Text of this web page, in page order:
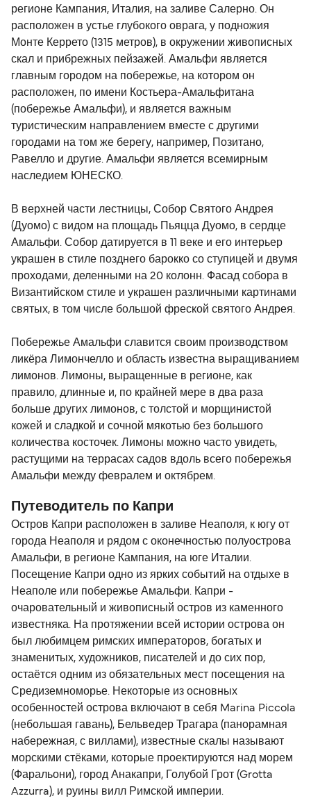
Positano Jet
регионе Кампания, Италия, на заливе Салерно. Он
расположен в устье глубокого оврага, у подножия
Монте Керрето (1315 метров), в окружении живописных
скал и прибрежных пейзажей. Амальфи является
главным городом на побережье, на котором он
расположен, по имени Костьера-Амальфитана
(побережье Амальфи), и является важным
туристическим направлением вместе с другими
городами на том же берегу, например, Позитано,
Равелло и другие. Амальфи является всемирным
наследием ЮНЕСКО.
В верхней части лестницы, Собор Святого Андрея
(Дуомо) с видом на площадь Пьяцца Дуомо, в сердце
Амальфи. Собор датируется в 11 веке и его интерьер
украшен в стиле позднего барокко со ступицей и двумя
проходами, деленными на 20 колонн. Фасад собора в
Византийском стиле и украшен различными картинами
святых, в том числе большой фреской святого Андрея.
Побережье Амальфи славится своим производством
ликёра Лимончелло и область известна выращиванием
лимонов. Лимоны, выращенные в регионе, как
правило, длинные и, по крайней мере в два раза
больше других лимонов, с толстой и морщинистой
кожей и сладкой и сочной мякотью без большого
количества косточек. Лимоны можно часто увидеть,
растущими на террасах садов вдоль всего побережья
Амальфи между февралем и октябрем.
Путеводитель по Капри
Остров Капри расположен в заливе Неаполя, к югу от
города Неаполя и рядом с оконечностью полуострова
Амальфи, в регионе Кампания, на юге Италии.
Посещение Капри одно из ярких событий на отдыхе в
Неаполе или побережье Амальфи. Капри -
очаровательный и живописный остров из каменного
известняка. На протяжении всей истории острова он
был любимцем римских императоров, богатых и
знаменитых, художников, писателей и до сих пор,
остаётся одним из обязательных мест посещения на
Средиземноморье. Некоторые из основных
особенностей острова включают в себя Marina Piccola
(небольшая гавань), Бельведер Трагара (панорамная
набережная, с виллами), известные скалы называют
морскими стёками, которые проектируются над морем
(Фаральони), город Анакапри, Голубой Грот (Grotta
Azzurra), и руины вилл Римской империи.